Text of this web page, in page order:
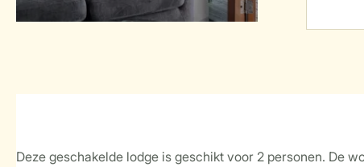
Deze geschakelde lodge is geschikt voor 2 personen. De